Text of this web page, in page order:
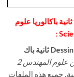
سلسلة التمارين درس Dessin technique ثانية باكالوريا علوم
:
ثانية باك
تمارين علوم المهندس 2
. جميع هذه الملفات